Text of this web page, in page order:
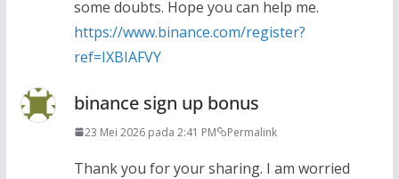
some doubts. Hope you can help me.
https://www.binance.com/register?
ref=IXBIAFVY
binance sign up bonus
23 Mei 2026 pada 2:41 PM Permalink
Thank you for your sharing. I am worried